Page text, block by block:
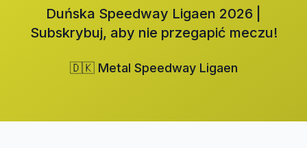
Duńska Speedway Ligaen 2026 |
Subskrybuj, aby nie przegapić meczu!
🇩🇰 Metal Speedway Ligaen